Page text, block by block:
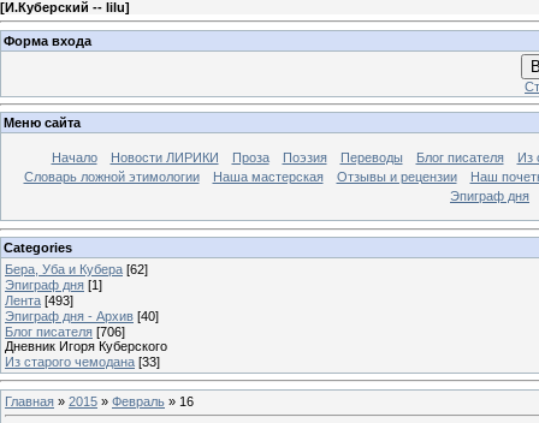
[И.Куберский -- lilu]
Форма входа
Меню сайта
Начало Новости ЛИРИКИ Проза Поэзия Переводы Блог писателя
Из
Словарь ложной этимологии
Наша мастерская Отзывы и рецензии
Наш
Эпиграф дня
Categories
Бера, Уба и Кубера [62]
Эпиграф дня [1]
Лента [493]
Эпиграф дня - Архив [40]
Блог писателя [706]
Дневник Игоря Куберского
Из старого чемодана [33]
Главная » 2015 » Февраль » 16